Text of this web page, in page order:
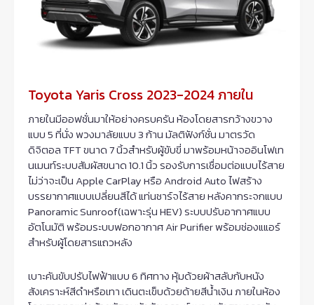
Toyota Yaris Cross 2023-2024 ภายใน
ภายในมีออฟชั่นมาให้อย่างครบครัน ห้องโดยสารกว้างขวาง
แบบ 5 ที่นั่ง พวงมาลัยแบบ 3 ก้าน มัลติฟังก์ชั่น มาตรวัด
ดิจิตอล TFT ขนาด 7 นิ้วสำหรับผู้ขับขี่ มาพร้อมหน้าจออินโฟเท
นเมนท์ระบบสัมผัสขนาด 10.1 นิ้ว รองรับการเชื่อมต่อแบบไร้สาย
ไม่ว่าจะเป็น Apple CarPlay หรือ Android Auto ไฟสร้าง
บรรยากาศแบบเปลี่ยนสีได้ แท่นชาร์จไร้สาย หลังคากระจกแบบ
Panoramic Sunroof(เฉพาะรุ่น HEV) ระบบปรับอากาศแบบ
อัตโนมัติ พร้อมระบบฟอกอากาศ Air Purifier พร้อมช่องแแอร์
สำหรับผู้โดยสารแถวหลัง
เบาะคันขับปรับไฟฟ้าแบบ 6 ทิศทาง หุ้มด้วยผ้าสลับกับหนัง
สังเคราะห์สีดำหรือเทา เดินตะเข็บด้วยด้ายสีน้ำเงิน ภายในห้อง